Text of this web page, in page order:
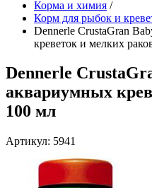
Корма и химия /
Корм для рыбок и
Dennerle CrustaGran
креветок и мелких
Dennerle
аквариумных
100 мл
Артикул: 5941